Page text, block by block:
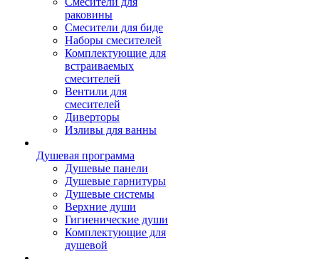
раковины
Смесители для биде
Наборы смесителей
Комплектующие для
встраиваемых
смесителей
Вентили для
смесителей
Диверторы
Изливы для ванны
Душевая программа
Душевые панели
Душевые гарнитуры
Душевые системы
Верхние души
Гигиенические души
Комплектующие для
душевой